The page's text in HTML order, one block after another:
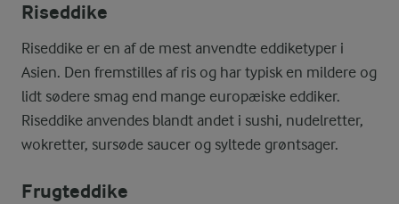
Riseddike
Riseddike er en af de mest anvendte eddiketyper i
Asien. Den fremstilles af ris og har typisk en mildere og
lidt sødere smag end mange europæiske eddiker.
Riseddike anvendes blandt andet i sushi, nudelretter,
wokretter, sursøde saucer og syltede grøntsager.
Frugteddike